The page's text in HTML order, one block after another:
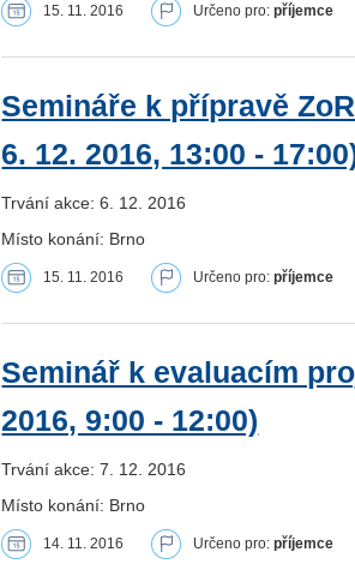
15. 11. 2016 Určeno pro:příjemce
Semináře k přípravě
6. 12. 2016, 13:00 -
Trvání akce: 6. 12. 2016
Místo konání: Brno
15. 11. 2016 Určeno pro:příjemce
Seminář k evaluacím
2016, 9:00 - 12:00)
Trvání akce: 7. 12. 2016
Místo konání: Brno
14. 11. 2016 Určeno pro:příjemce